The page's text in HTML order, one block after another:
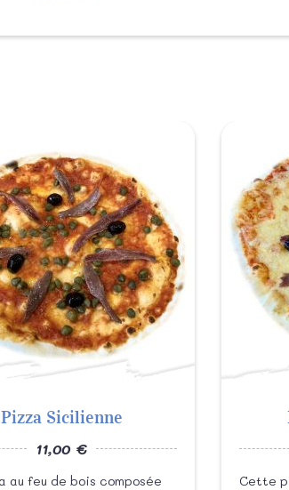
Pizza Sicilienne
11,00 €
au feu de bois composée
Cette